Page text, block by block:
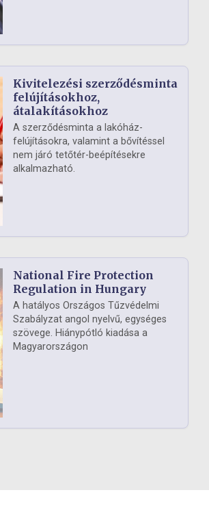
Kivitelezési szerződésminta
felújításokhoz,
átalakításokhoz
A szerződésminta a lakóház-
felújításokra, valamint a bővítéssel
nem járó tetőtér-beépítésekre
alkalmazható.
National Fire Protection
Regulation in Hungary
A hatályos Országos Tűzvédelmi
Szabályzat angol nyelvű, egységes
szövege. Hiánypótló kiadása a
Magyarországon